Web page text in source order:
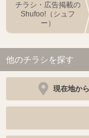
チラシ・広告掲載の
Shufoo!（シュフ
ー）
他のチラシを探す
現在地か